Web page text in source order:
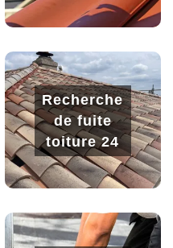
Recherche
de fuite
toiture 24